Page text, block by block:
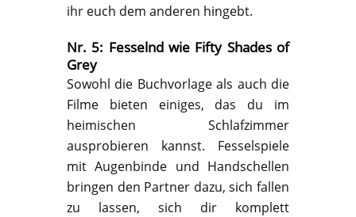
ihr euch dem anderen hingebt.
Nr. 5: Fesselnd wie Fifty Shades of
Grey
Sowohl die Buchvorlage als auch die
Filme bieten einiges, das du im
heimischen Schlafzimmer
ausprobieren kannst. Fesselspiele
mit Augenbinde und Handschellen
bringen den Partner dazu, sich fallen
zu lassen, sich dir komplett